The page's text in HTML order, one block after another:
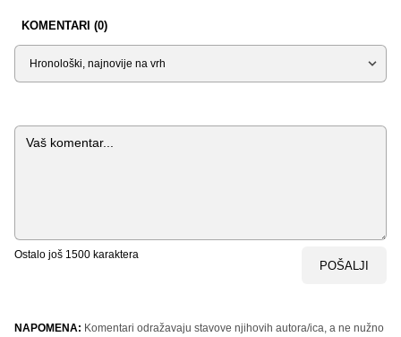
KOMENTARI (0)
Sortiraj
Komentar
Ostalo još 1500 karaktera
POŠALJI
NAPOMENA: Komentari odražavaju stavove njihovih autora/ica, a ne nužno